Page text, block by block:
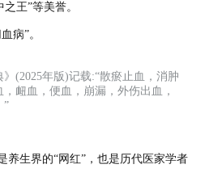
王”等美誉。
病”。
》(2025年版)记载:“散瘀止血，消肿
衄血，便血，崩漏，外伤出血，
”
养生界的“网红”，也是历代医家学者